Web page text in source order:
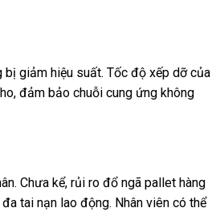
giảm hiệu suất. Tốc độ xếp dỡ của
đảm bảo chuỗi cung ứng không
Chưa kể, rủi ro đổ ngã pallet hàng
tai nạn lao động. Nhân viên có thể